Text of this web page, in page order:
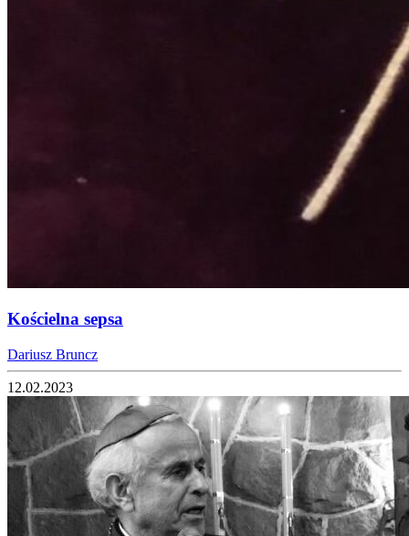
Kościelna sepsa
Dariusz Bruncz
12.02.2023